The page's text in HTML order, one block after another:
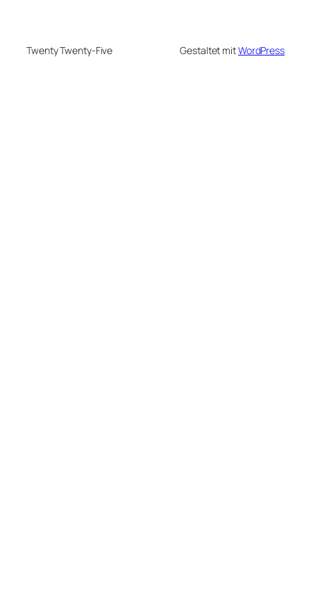
Twenty Twenty-Five Gestaltet mitWordPress